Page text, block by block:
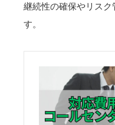
継続性の確保やリスク
す。